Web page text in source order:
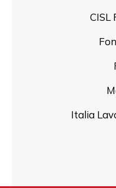
CISL
Italia